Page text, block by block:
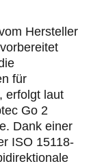
Hersteller
für
erfolgt laut
Go 2
Dank einer
ISO 15118-